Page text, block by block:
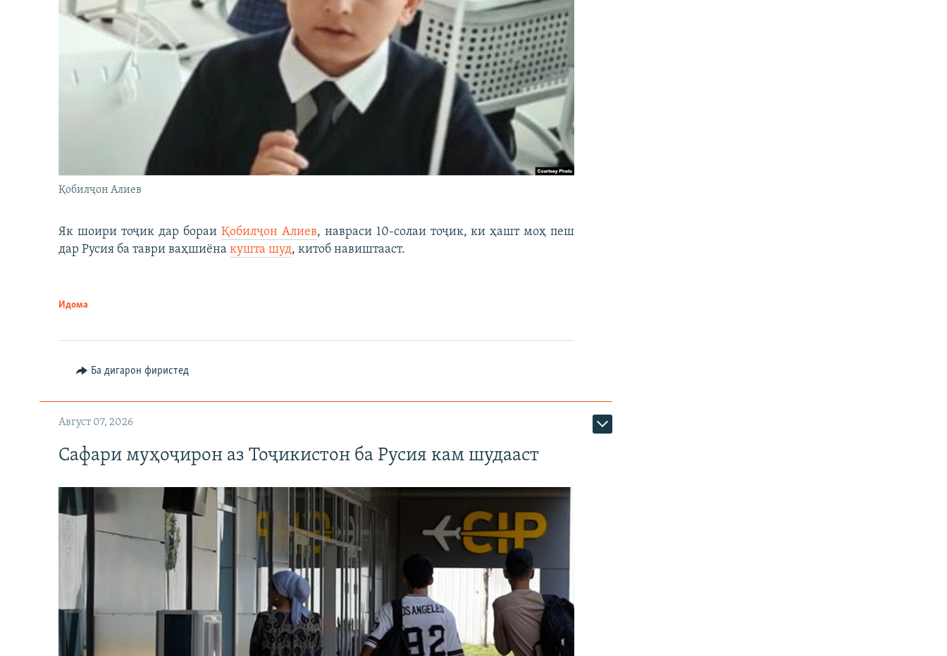
Қобилҷон Алиев
Як шоири тоҷик дар бораи Қобилҷон Алиев, навраси 10-солаи тоҷик, ки ҳашт моҳ пеш
дар Русия ба таври ваҳшиёна кушта шуд, китоб навиштааст.
Идома
Ба дигарон фиристед
Август 07, 2026
Сафари муҳоҷирон аз Тоҷикистон ба Русия кам шудааст